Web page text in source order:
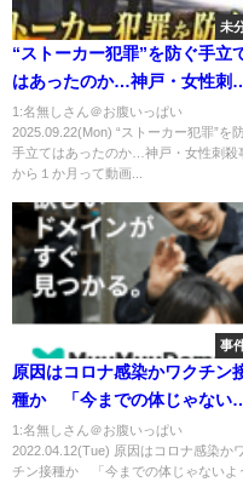
未
“ストーカー犯罪”を防ぐ手立
はあったのか…神戸・女性刺殺
事件から１か月
1:名無しさん＠お腹いっぱい
2025.09.22(Mon) “ストーカー犯罪”を
手立てはあったのか…神戸・女性刺殺
から１か月って動画...
事
原因はコロナ感染かワクチン
種か 「今までの体じゃない
うな」 専門外来を受診した女
性の症状とは (22/04/12
1:名無しさん＠お腹いっぱい
2022.04.12(Tue) 原因はコロナ感染か
チン接種か 「今までの体じゃないよ